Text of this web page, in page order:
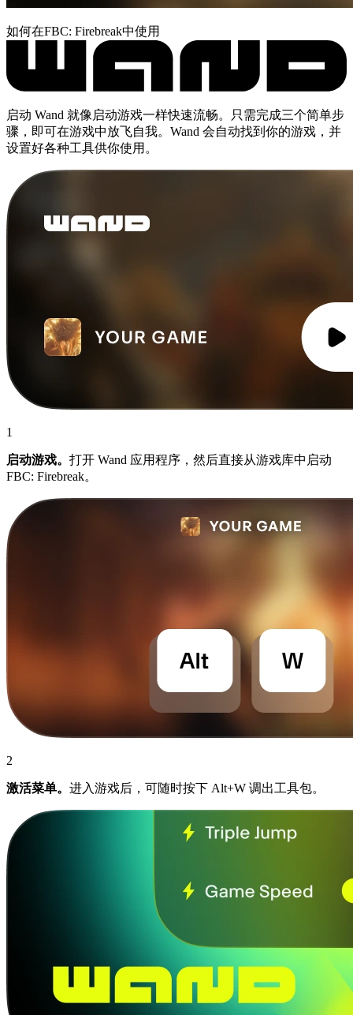
如何在FBC: Firebreak中使用
启动 Wand 就像启动游戏一样快速流畅。只需完成三个简单步
骤，即可在游戏中放飞自我。Wand 会自动找到你的游戏，并
设置好各种工具供你使用。
1
启动游戏。 打开 Wand 应用程序，然后直接从游戏库中启动
FBC: Firebreak。
2
激活菜单。 进入游戏后，可随时按下 Alt+W 调出工具包。